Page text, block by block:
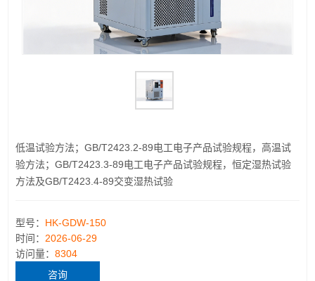
低温试验方法；GB/T2423.2-89电工电子产品试验规程，高温试
验方法；GB/T2423.3-89电工电子产品试验规程，恒定湿热试验
方法及GB/T2423.4-89交变湿热试验
型号： HK-GDW-150
时间： 2026-06-29
访问量：8304
咨询